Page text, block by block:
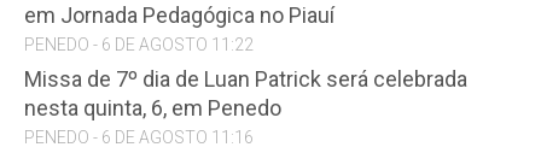
em Jornada Pedagógica no Piauí
PENEDO - 6 DE AGOSTO 11:22
Missa de 7º dia de Luan Patrick será celebrada
nesta quinta, 6, em Penedo
PENEDO - 6 DE AGOSTO 11:16